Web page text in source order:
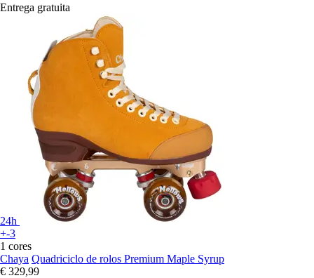
Entrega gratuita
24h
+-3
1 cores
Chaya Quadriciclo de rolos Premium Maple Syrup
€ 329,99